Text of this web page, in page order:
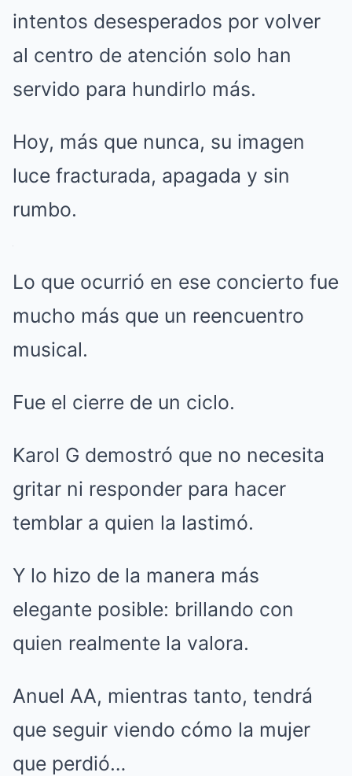
intentos desesperados por volver
al centro de atención solo han
servido para hundirlo más.
Hoy, más que nunca, su imagen
luce fracturada, apagada y sin
rumbo.
Lo que ocurrió en ese concierto fue
mucho más que un reencuentro
musical.
Fue el cierre de un ciclo.
Karol G demostró que no necesita
gritar ni responder para hacer
temblar a quien la lastimó.
Y lo hizo de la manera más
elegante posible: brillando con
quien realmente la valora.
Anuel AA, mientras tanto, tendrá
que seguir viendo cómo la mujer
que perdió…